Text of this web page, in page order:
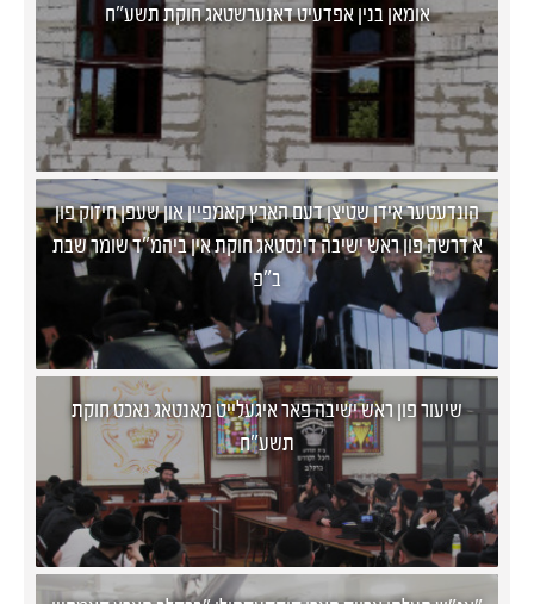
​אומאן בנין אפדעיט דאנערשטאג חוקת תשע"ח
הונדעטער אידן שטיצן דעם הארץ קאמפיין און שעפן חיזוק פון
א דרשה פון ראש ישיבה דינסטאג חוקת אין ביהמ"ד שומר שבת
ב"פ
שיעור פון ראש ישיבה פאר איגעלייט מאנטאג נאכט חוקת
תשע"ח